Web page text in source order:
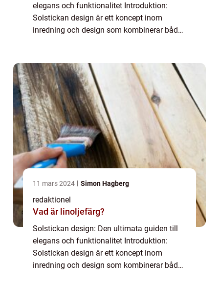
elegans och funktionalitet Introduktion:
Solstickan design är ett koncept inom
inredning och design som kombinerar både
11 mars 2024 Simon Hagberg
redaktionel
Vad är linoljefärg?
Solstickan design: Den ultimata guiden till
elegans och funktionalitet Introduktion:
Solstickan design är ett koncept inom
inredning och design som kombinerar både